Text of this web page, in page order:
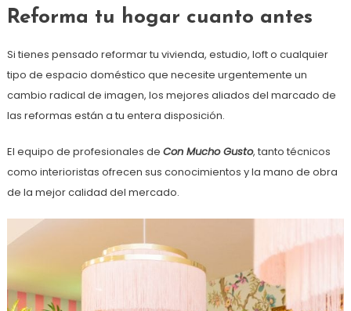
Reforma tu hogar cuanto antes
Si tienes pensado reformar tu vivienda, estudio, loft o cualquier
tipo de espacio doméstico que necesite urgentemente un
cambio radical de imagen, los mejores aliados del marcado de
las reformas están a tu entera disposición.
El equipo de profesionales de Con Mucho Gusto, tanto técnicos
como interioristas ofrecen sus conocimientos y la mano de obra
de la mejor calidad del mercado.